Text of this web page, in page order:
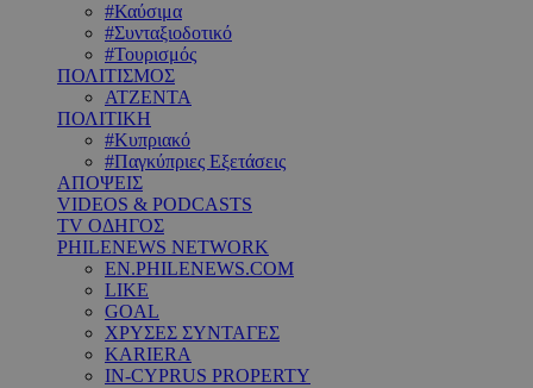
#Καύσιμα
#Συνταξιοδοτικό
#Τουρισμός
ΠΟΛΙΤΙΣΜΟΣ
ΑΤΖΕΝΤΑ
ΠΟΛΙΤΙΚΗ
#Κυπριακό
#Παγκύπριες Εξετάσεις
ΑΠΟΨΕΙΣ
VIDEOS & PODCASTS
TV ΟΔΗΓΟΣ
PHILENEWS NETWORK
EN.PHILENEWS.COM
LIKE
GOAL
ΧΡΥΣΕΣ ΣΥΝΤΑΓΕΣ
KARIERA
IN-CYPRUS PROPERTY